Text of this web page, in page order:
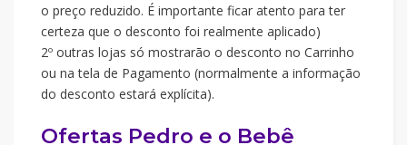
o preço reduzido. É importante ficar atento para ter
certeza que o desconto foi realmente aplicado)
2º outras lojas só mostrarão o desconto no Carrinho
ou na tela de Pagamento (normalmente a informação
do desconto estará explícita).
Ofertas Pedro e o Bebê